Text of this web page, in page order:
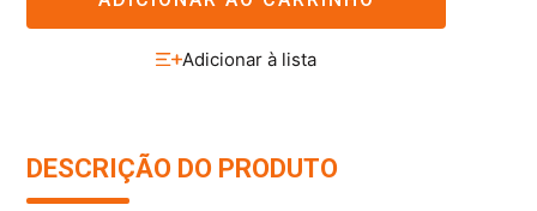
DESCRIÇÃO DO PRODUTO